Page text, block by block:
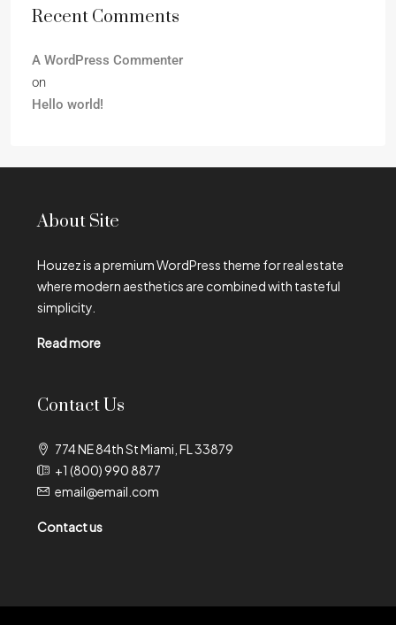
Recent Comments
A WordPress Commenter
on
Hello world!
About Site
Houzez is a premium WordPress theme for real estate
where modern aesthetics are combined with tasteful
simplicity.
Read more
Contact Us
774 NE 84th St Miami, FL 33879
+1 (800) 990 8877
email@email.com
Contact us